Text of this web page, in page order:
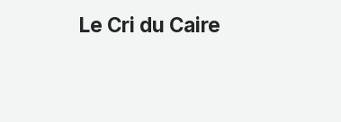
Le Cri du Caire